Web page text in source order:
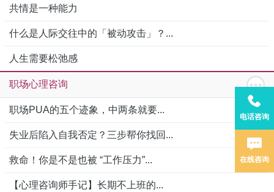
共情是一种能力
什么是人际交往中的「被动攻击」？...
人生需要松弛感
职场心理咨询
职场PUA的五个迹象，中两条就要...
失业后陷入自我否定？三步帮你找回...
救命！你是不是也被 “工作压力”...
【心理咨询师手记】长期不上班的...
电话咨询
在线咨询